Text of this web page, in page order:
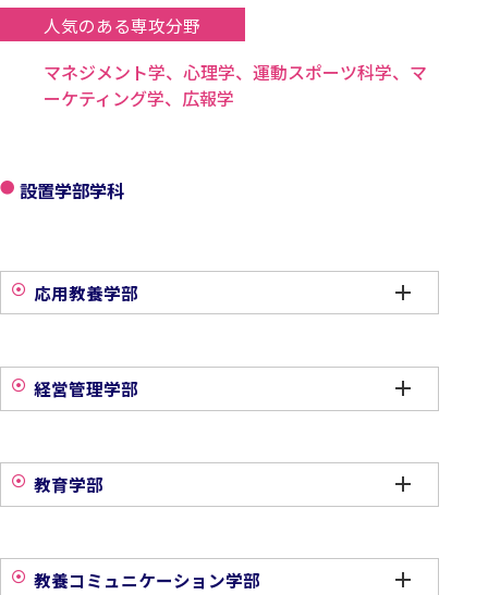
人気のある専攻分野
マネジメント学、心理学、運動スポーツ科学、マ
ーケティング学、広報学
設置学部学科
応用教養学部
経営管理学部
教育学部
教養コミュニケーション学部